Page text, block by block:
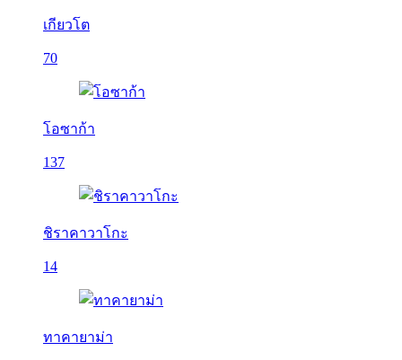
เกียวโต
70
โอซาก้า
137
ชิราคาวาโกะ
14
ทาคายาม่า